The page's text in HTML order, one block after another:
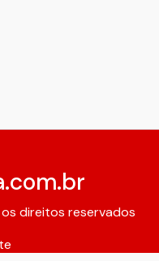
direitos reservados